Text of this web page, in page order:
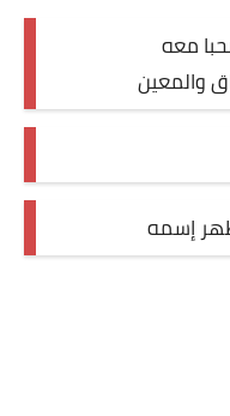
معه
والمعين
إسمه